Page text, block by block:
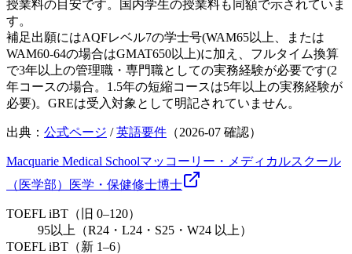
授業料の目安です。国内学生の授業料も同額で示されていま
す。
補足出願にはAQFレベル7の学士号(WAM65以上、または
WAM60-64の場合はGMAT650以上)に加え、フルタイム換算
で3年以上の管理職・専門職としての実務経験が必要です(2
年コースの場合。1.5年の短縮コースは5年以上の実務経験が
必要)。GREは受入対象として明記されていません。
出典： 公式ページ /英語要件 （2026-07 確認）
Macquarie Medical Schoolマッコーリー・メディカルスクール
（医学部）
医学・保健修士博士
TOEFL iBT（旧 0–120）
95以上（R24・L24・S25・W24 以上）
TOEFL iBT（新 1–6）